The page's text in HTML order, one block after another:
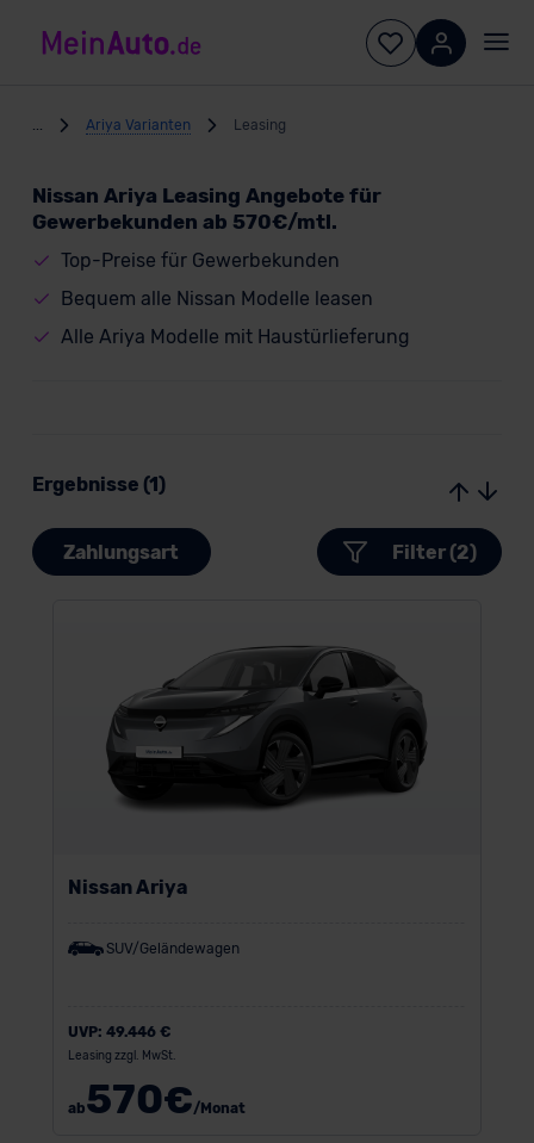
Ariya Varianten Leasing
Nissan Ariya Leasing Angebote für
Gewerbekunden ab 570€/mtl.
Top-Preise für Gewerbekunden
Bequem alle Nissan Modelle leasen
Alle Ariya Modelle mit Haustürlieferung
Ergebnisse (1)
Zahlungsart Filter (2)
Nissan Ariya
SUV/Geländewagen
UVP: 49.446 €
Leasing zzgl. MwSt.
ab570€/Monat